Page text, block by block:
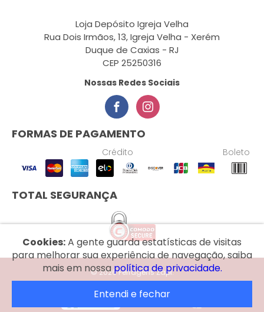
Loja Depósito Igreja Velha
Rua Dois Irmãos, 13, Igreja Velha - Xerém
Duque de Caxias - RJ
CEP 25250316
Nossas Redes Sociais
FORMAS DE PAGAMENTO
Crédito Boleto
TOTAL SEGURANÇA
Cookies:A gente guarda estatísticas de visitas
para melhorar sua experiência de navegação, saiba
mais em nossapolítica de privacidade.
Entendi e fechar
© 2026 Ferragens Zapi.